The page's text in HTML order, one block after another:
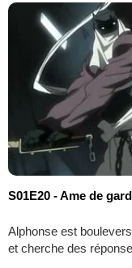
S01E20 - Ame de
Alphonse est
et cherche des